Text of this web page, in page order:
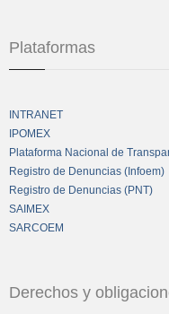
Plataformas
INTRANET
IPOMEX
Plataforma Nacional de
Registro de Denuncias (Infoem)
Registro de Denuncias (PNT)
SAIMEX
SARCOEM
Derechos y